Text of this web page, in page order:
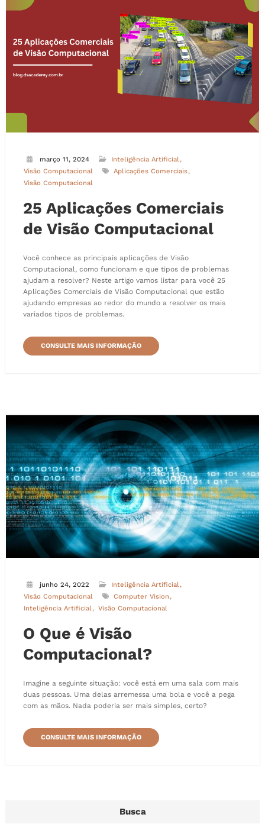
março 11, 2024
Inteligência Artificial
Visão Computacional
Aplicações Comerciais
Visão Computacional
25 Aplicações Comerciais
de Visão Computacional
Você conhece as principais aplicações de Visão
Computacional, como funcionam e que tipos de problemas
ajudam a resolver? Neste artigo vamos listar para você 25
Aplicações Comerciais de Visão Computacional que estão
ajudando empresas ao redor do mundo a resolver os mais
variados tipos de problemas.
CONSULTE MAIS INFORMAÇÃO
junho 24, 2022
Inteligência Artificial
Visão Computacional
Computer Vision
Inteligência Artificial
Visão Computacional
O Que é Visão
Computacional?
Imagine a seguinte situação: você está em uma sala com mais
duas pessoas. Uma delas arremessa uma bola e você a pega
com as mãos. Nada poderia ser mais simples, certo?
CONSULTE MAIS INFORMAÇÃO
Busca